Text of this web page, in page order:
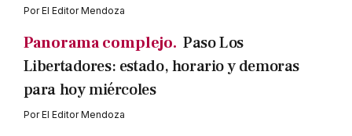
PorEl Editor Mendoza
Panorama complejo. Paso Los
Libertadores: estado, horario y demoras
para hoy miércoles
PorEl Editor Mendoza